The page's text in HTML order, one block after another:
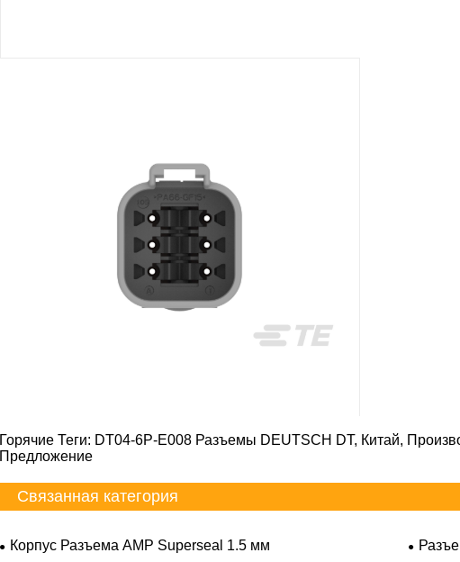
Горячие Теги: DT04-6P-E008 Разъемы DEUTSCH DT, Китай,
Предложение
Связанная категория
Корпус Разъема AMP Superseal 1.5 мм